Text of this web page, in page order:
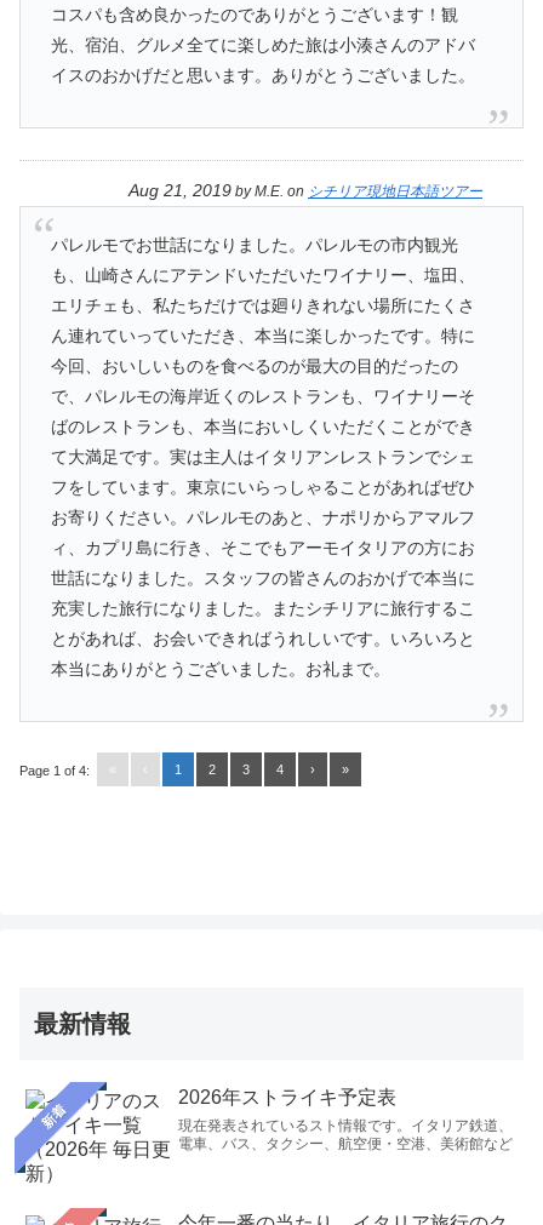
コスパも含め良かったのでありがとうございます！観
光、宿泊、グルメ全てに楽しめた旅は小湊さんのアドバ
イスのおかげだと思います。ありがとうございました。
Aug 21, 2019 byM.E. on シチリア現地日本語ツアー
パレルモでお世話になりました。パレルモの市内観光
も、山崎さんにアテンドいただいたワイナリー、塩田、
エリチェも、私たちだけでは廻りきれない場所にたくさ
ん連れていっていただき、本当に楽しかったです。特に
今回、おいしいものを食べるのが最大の目的だったの
で、パレルモの海岸近くのレストランも、ワイナリーそ
ばのレストランも、本当においしくいただくことができ
て大満足です。実は主人はイタリアンレストランでシェ
フをしています。東京にいらっしゃることがあればぜひ
お寄りください。パレルモのあと、ナポリからアマルフ
ィ、カプリ島に行き、そこでもアーモイタリアの方にお
世話になりました。スタッフの皆さんのおかげで本当に
充実した旅行になりました。またシチリアに旅行するこ
とがあれば、お会いできればうれしいです。いろいろと
本当にありがとうございました。お礼まで。
Page 1 of 4: « ‹ 1 2 3 4 › »
最新情報
新着
2026年ストライキ予定表
現在発表されているスト情報です。イタリア鉄道、
電車、バス、タクシー、航空便・空港、美術館など